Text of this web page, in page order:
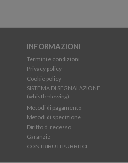
INFORMAZIONI
Termini e condizioni
Privacy policy
Cookie policy
SISTEMA DI SEGNALAZIONE
(whistleblowing)
Metodi di pagamento
Metodi di spedizione
Diritto di recesso
Garanzie
CONTRIBUTI PUBBLICI